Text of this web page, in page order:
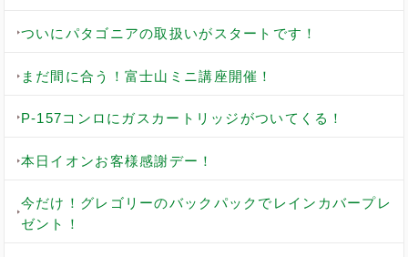
ついにパタゴニアの取扱いがスタートです！
まだ間に合う！富士山ミニ講座開催！
P-157コンロにガスカートリッジがついてくる！
本日イオンお客様感謝デー！
今だけ！グレゴリーのバックパックでレインカバープレ
ゼント！